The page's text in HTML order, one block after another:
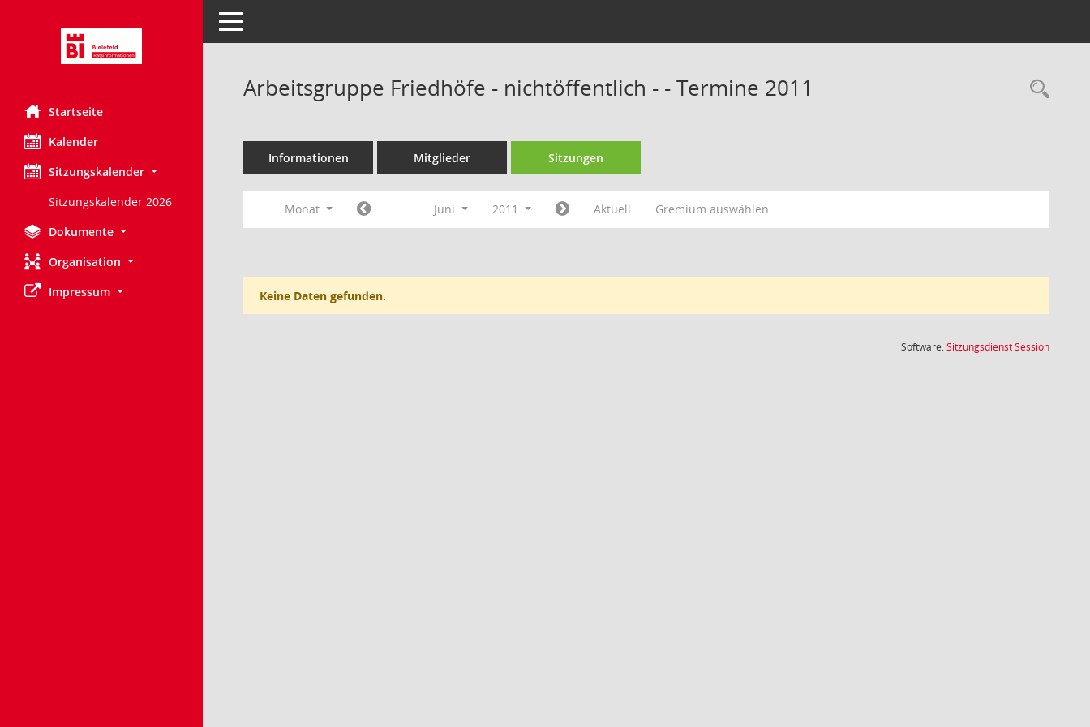
Startseite
Kalender
Sitzungskalender
Sitzungskalender 2026
Dokumente
Organisation
Impressum
Toggle navigation
Arbeitsgruppe Friedhöfe - nichtöffentlich - - Termine 2011
Informationen Mitglieder Sitzungen
Monat Juni 2011 Aktuell Gremium auswählen
Keine Daten gefunden.
Software:SitzungsdienstSession(Wird in